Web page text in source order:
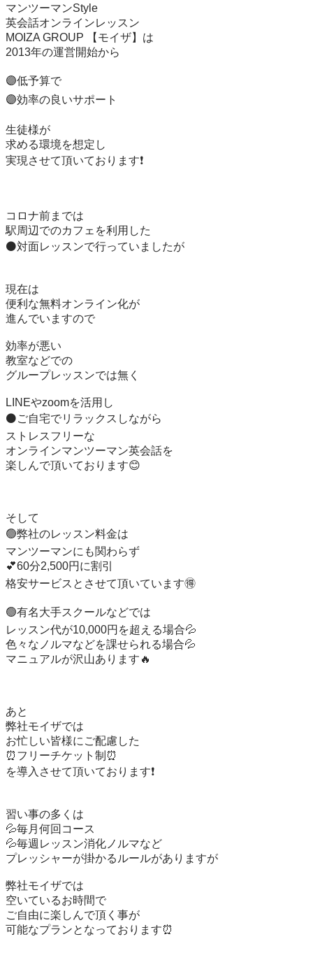
マンツーマンStyle
英会話オンラインレッスン
MOIZA GROUP 【モイザ】は
2013年の運営開始から
🟣低予算で
🟣効率の良いサポート
生徒様が
求める環境を想定し
実現させて頂いております❗️
コロナ前までは
駅周辺でのカフェを利用した
⚫️対面レッスンで行っていましたが
現在は
便利な無料オンライン化が
進んでいますので
効率が悪い
教室などでの
グループレッスンでは無く
LINEやzoomを活用し
⚫️ご自宅でリラックスしながら
ストレスフリーな
オンラインマンツーマン英会話を
楽しんで頂いております😊
そして
🟢弊社のレッスン料金は
マンツーマンにも関わらず
💕60分2,500円に割引
格安サービスとさせて頂いています🉐
🟢有名大手スクールなどでは
レッスン代が10,000円を超える場合💦
色々なノルマなどを課せられる場合💦
マニュアルが沢山あります🔥
あと
弊社モイザでは
お忙しい皆様にご配慮した
⏰フリーチケット制⏰
を導入させて頂いております❗️
習い事の多くは
💦毎月何回コース
💦毎週レッスン消化ノルマなど
プレッシャーが掛かるルールがありますが
弊社モイザでは
空いているお時間で
ご自由に楽しんで頂く事が
可能なプランとなっております⏰